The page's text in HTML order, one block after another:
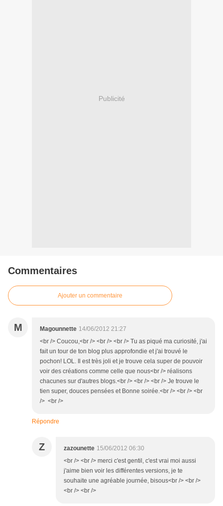
Publicité
Commentaires
Ajouter un commentaire
M Magounnette 14/06/2012 21:27
<br /> Coucou,<br /> <br /> <br /> Tu as piqué ma curiosité, j'ai
fait un tour de ton blog plus approfondie et j'ai trouvé le
pochon! LOL. Il est très joli et je trouve cela super de pouvoir
voir des créations comme celle que nous<br /> réalisons
chacunes sur d'autres blogs.<br /> <br /> <br /> Je trouve le
tien super, douces pensées et Bonne soirée.<br /> <br /> <br
/> <br />
Répondre
Z zazounette 15/06/2012 06:30
<br /> <br /> merci c'est gentil, c'est vrai moi aussi
j'aime bien voir les différentes versions, je te
souhaite une agréable journée, bisous<br /> <br />
<br /> <br />